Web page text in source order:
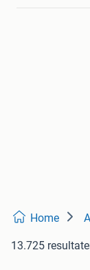
Home
13.725